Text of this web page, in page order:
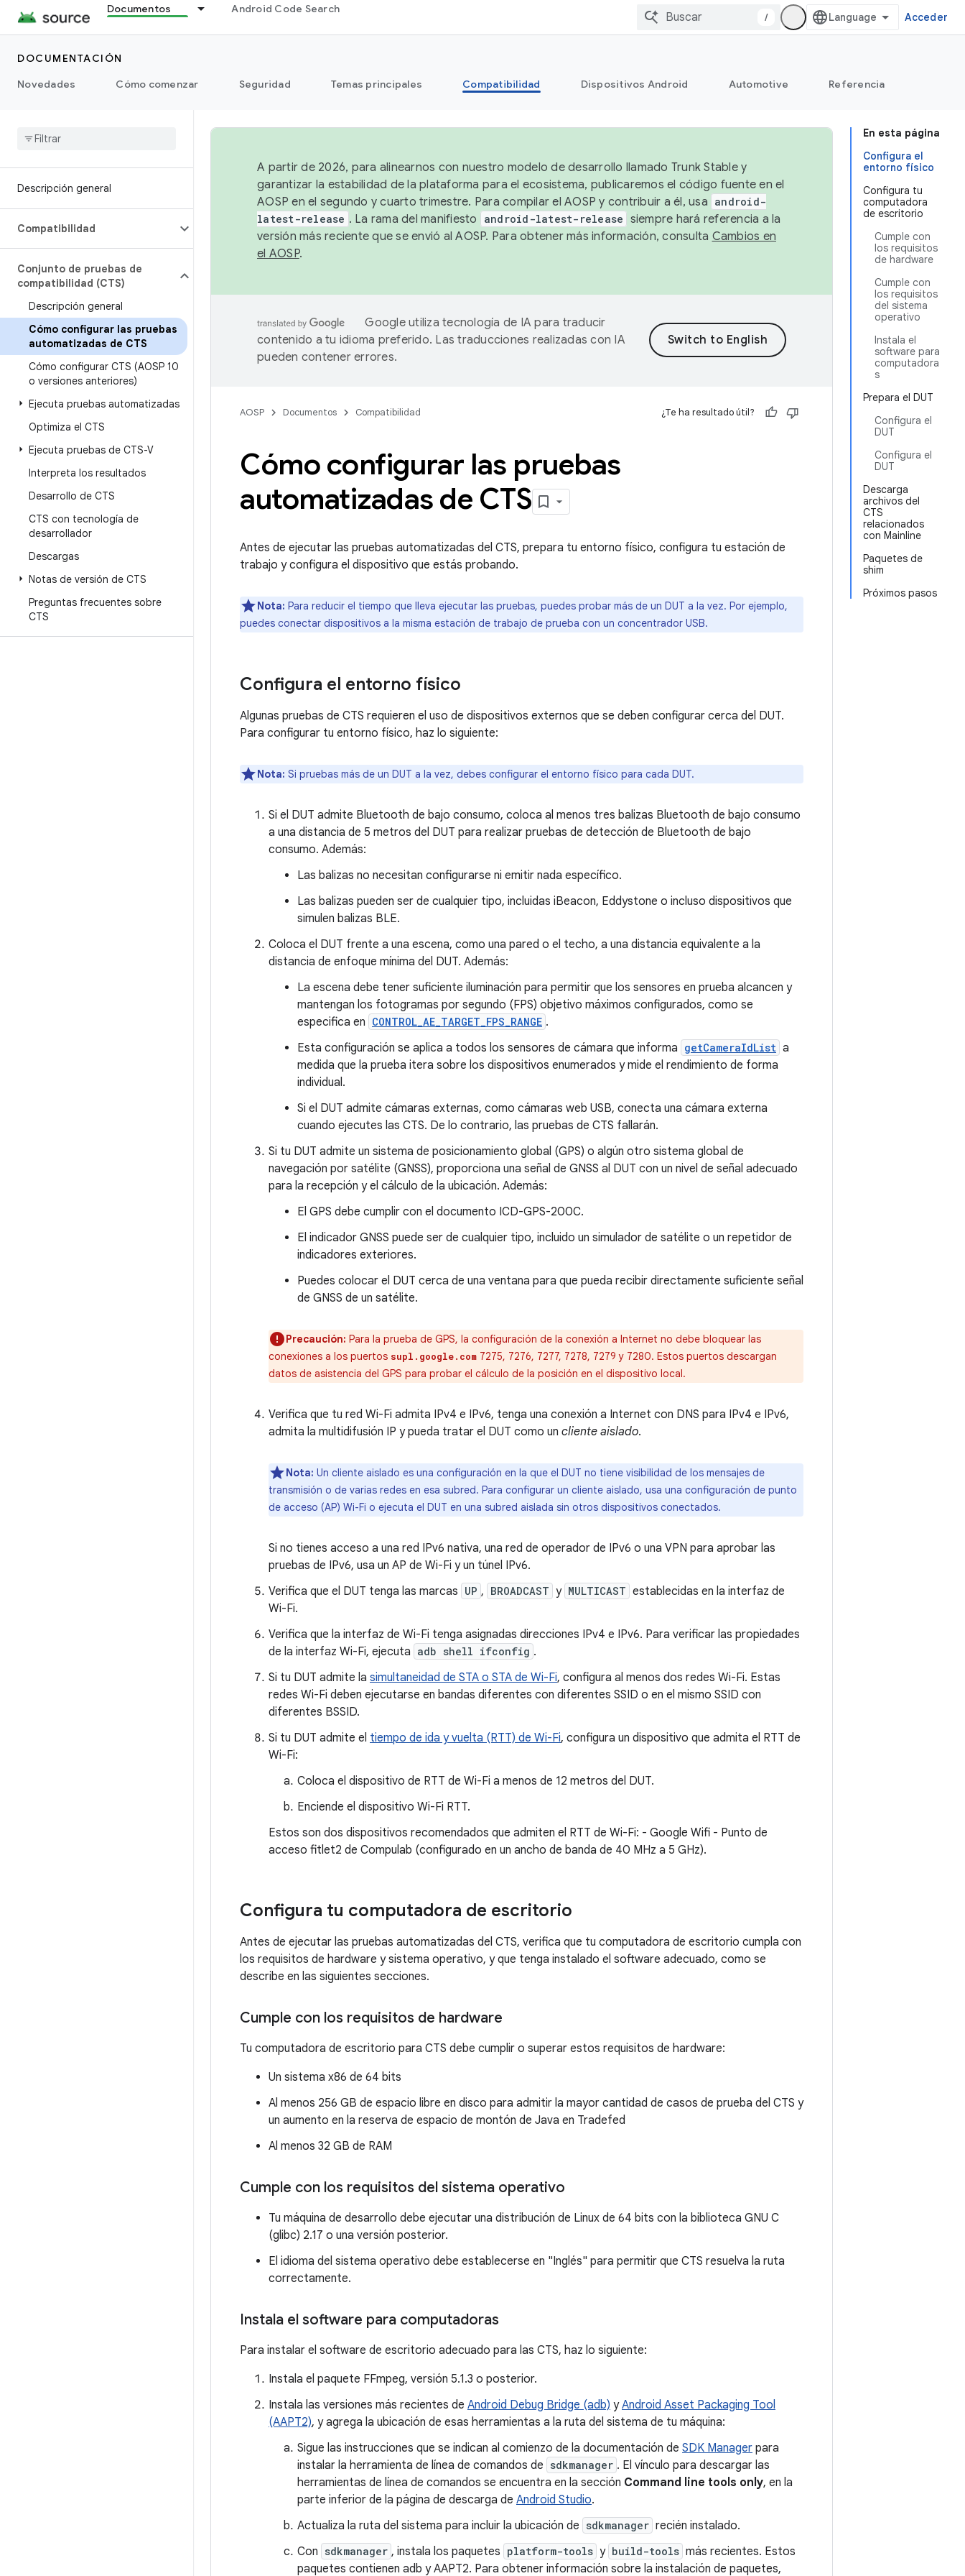
Documentos Android Code Search
/ Acceder
DOCUMENTACIÓN
Novedades
Cómo comenzar Seguridad Temas principales Compatibilidad Dispositivos Android Automotive Referencia
Descripción general
Compatibilidad
Conjunto de pruebas de
compatibilidad (CTS)
Descripción general
Cómo configurar las pruebas
automatizadas de CTS
Cómo configurar CTS (AOSP 10
o versiones anteriores)
Ejecuta pruebas automatizadas
Optimiza el CTS
Ejecuta pruebas de CTS-V
Interpreta los resultados
Desarrollo de CTS
CTS con tecnología de
desarrollador
Descargas
Notas de versión de CTS
Preguntas frecuentes sobre
CTS
En esta página
Configura el
entorno físico
Configura tu
computadora
de escritorio
Cumple con
los requisitos
de hardware
Cumple con
los requisitos
del sistema
operativo
Instala el
software para
computadora
s
Prepara el DUT
Configura el
DUT
Configura el
DUT
Descarga
archivos del
CTS
relacionados
con Mainline
Paquetes de
shim
Próximos pasos
A partir de 2026, para alinearnos con nuestro modelo de desarrollo llamado Trunk Stable y
garantizar la estabilidad de la plataforma para el ecosistema, publicaremos el código fuente en el
AOSP en el segundo y cuarto trimestre. Para compilar el AOSP y contribuir a él, usa android-
latest-release . La rama del manifiesto android-latest-release siempre hará referencia a la
versión más reciente que se envió al AOSP. Para obtener más información, consulta Cambios en
el AOSP.
Google utiliza tecnología de IA para traducir
contenido a tu idioma preferido. Las traducciones realizadas con IA
pueden contener errores.
AOSP Documentos Compatibilidad ¿Te ha resultado útil?
Cómo configurar las pruebas
automatizadas de CTS
Antes de ejecutar las pruebas automatizadas del CTS, prepara tu entorno físico, configura tu estación de
trabajo y configura el dispositivo que estás probando.
Nota: Para reducir el tiempo que lleva ejecutar las pruebas, puedes probar más de un DUT a la vez. Por ejemplo,
puedes conectar dispositivos a la misma estación de trabajo de prueba con un concentrador USB.
Configura el entorno físico
Algunas pruebas de CTS requieren el uso de dispositivos externos que se deben configurar cerca del DUT.
Para configurar tu entorno físico, haz lo siguiente:
Nota: Si pruebas más de un DUT a la vez, debes configurar el entorno físico para cada DUT.
Si el DUT admite Bluetooth de bajo consumo, coloca al menos tres balizas Bluetooth de bajo consumo
a una distancia de 5 metros del DUT para realizar pruebas de detección de Bluetooth de bajo
consumo. Además:
Las balizas no necesitan configurarse ni emitir nada específico.
Las balizas pueden ser de cualquier tipo, incluidas iBeacon, Eddystone o incluso dispositivos que
simulen balizas BLE.
Coloca el DUT frente a una escena, como una pared o el techo, a una distancia equivalente a la
distancia de enfoque mínima del DUT. Además:
La escena debe tener suficiente iluminación para permitir que los sensores en prueba alcancen y
mantengan los fotogramas por segundo (FPS) objetivo máximos configurados, como se
especifica en CONTROL_AE_TARGET_FPS_RANGE .
Esta configuración se aplica a todos los sensores de cámara que informa getCameraIdList a
medida que la prueba itera sobre los dispositivos enumerados y mide el rendimiento de forma
individual.
Si el DUT admite cámaras externas, como cámaras web USB, conecta una cámara externa
cuando ejecutes las CTS. De lo contrario, las pruebas de CTS fallarán.
Si tu DUT admite un sistema de posicionamiento global (GPS) o algún otro sistema global de
navegación por satélite (GNSS), proporciona una señal de GNSS al DUT con un nivel de señal adecuado
para la recepción y el cálculo de la ubicación. Además:
El GPS debe cumplir con el documento ICD-GPS-200C.
El indicador GNSS puede ser de cualquier tipo, incluido un simulador de satélite o un repetidor de
indicadores exteriores.
Puedes colocar el DUT cerca de una ventana para que pueda recibir directamente suficiente señal
de GNSS de un satélite.
Precaución: Para la prueba de GPS, la configuración de la conexión a Internet no debe bloquear las
conexiones a los puertos supl.google.com 7275, 7276, 7277, 7278, 7279 y 7280. Estos puertos descargan
datos de asistencia del GPS para probar el cálculo de la posición en el dispositivo local.
Verifica que tu red Wi-Fi admita IPv4 e IPv6, tenga una conexión a Internet con DNS para IPv4 e IPv6,
admita la multidifusión IP y pueda tratar el DUT como un cliente aislado.
Nota: Un cliente aislado es una configuración en la que el DUT no tiene visibilidad de los mensajes de
transmisión o de varias redes en esa subred. Para configurar un cliente aislado, usa una configuración de punto
de acceso (AP) Wi-Fi o ejecuta el DUT en una subred aislada sin otros dispositivos conectados.
Si no tienes acceso a una red IPv6 nativa, una red de operador de IPv6 o una VPN para aprobar las
pruebas de IPv6, usa un AP de Wi-Fi y un túnel IPv6.
Verifica que el DUT tenga las marcas UP , BROADCAST y MULTICAST establecidas en la interfaz de
Wi-Fi.
Verifica que la interfaz de Wi-Fi tenga asignadas direcciones IPv4 e IPv6. Para verificar las propiedades
de la interfaz Wi-Fi, ejecuta adb shell ifconfig .
Si tu DUT admite la simultaneidad de STA o STA de Wi-Fi, configura al menos dos redes Wi-Fi. Estas
redes Wi-Fi deben ejecutarse en bandas diferentes con diferentes SSID o en el mismo SSID con
diferentes BSSID.
Si tu DUT admite el tiempo de ida y vuelta (RTT) de Wi-Fi, configura un dispositivo que admita el RTT de
Wi-Fi:
Coloca el dispositivo de RTT de Wi-Fi a menos de 12 metros del DUT.
Enciende el dispositivo Wi-Fi RTT.
Estos son dos dispositivos recomendados que admiten el RTT de Wi-Fi: - Google Wifi - Punto de
acceso fitlet2 de Compulab (configurado en un ancho de banda de 40 MHz a 5 GHz).
Configura tu computadora de escritorio
Antes de ejecutar las pruebas automatizadas del CTS, verifica que tu computadora de escritorio cumpla con
los requisitos de hardware y sistema operativo, y que tenga instalado el software adecuado, como se
describe en las siguientes secciones.
Cumple con los requisitos de hardware
Tu computadora de escritorio para CTS debe cumplir o superar estos requisitos de hardware:
Un sistema x86 de 64 bits
Al menos 256 GB de espacio libre en disco para admitir la mayor cantidad de casos de prueba del CTS y
un aumento en la reserva de espacio de montón de Java en Tradefed
Al menos 32 GB de RAM
Cumple con los requisitos del sistema operativo
Tu máquina de desarrollo debe ejecutar una distribución de Linux de 64 bits con la biblioteca GNU C
(glibc) 2.17 o una versión posterior.
El idioma del sistema operativo debe establecerse en "Inglés" para permitir que CTS resuelva la ruta
correctamente.
Instala el software para computadoras
Para instalar el software de escritorio adecuado para las CTS, haz lo siguiente:
Instala el paquete FFmpeg, versión 5.1.3 o posterior.
Instala las versiones más recientes de Android Debug Bridge (adb) yAndroid Asset Packaging Tool
(AAPT2), y agrega la ubicación de esas herramientas a la ruta del sistema de tu máquina:
Sigue las instrucciones que se indican al comienzo de la documentación de SDK Manager para
instalar la herramienta de línea de comandos de sdkmanager . El vínculo para descargar las
herramientas de línea de comandos se encuentra en la sección Command line tools only, en la
parte inferior de la página de descarga de Android Studio.
Actualiza la ruta del sistema para incluir la ubicación de sdkmanager recién instalado.
Con sdkmanager , instala los paquetes platform-tools y build-tools más recientes. Estos
paquetes contienen adb y AAPT2. Para obtener información sobre la instalación de paquetes,